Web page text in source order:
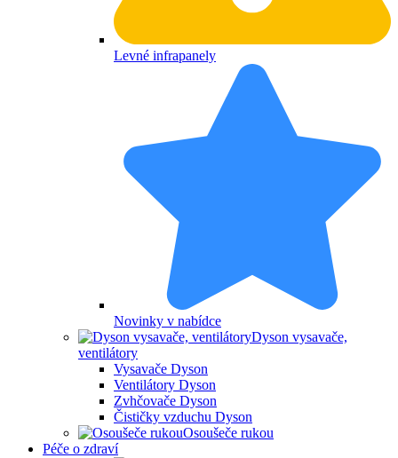
Levné infrapanely
Novinky v nabídce
Dyson vysavače,
ventilátory
Vysavače Dyson
Ventilátory Dyson
Zvhčovače Dyson
Čističky vzduchu Dyson
Osoušeče rukou
Péče o zdraví